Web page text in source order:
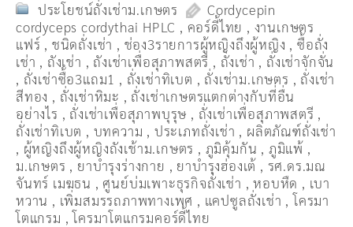
ประโยชน์ถั่งเช่าม.เกษตร
Cordycepin
cordyceps cordythai HPLC , คอร์ดี้ไทย , งานเกษตร
แฟร์ , ชนิดถั่งเช่า , ช่อง3รายการผู้หญิงถึงผู้หญิง ,ซื้อถั่ง
เช่า , ถังเช่า , ถังเช่าเพื่อสุภาพสตรี , ถั่งเช่า , ถั่งเช่าจักจั่น
, ถั่งเช่าซื้อ3แถม1 , ถั่งเช่าทิเบต , ถั่งเช่าม.เกษตร , ถั่งเช่า
สีทอง , ถั่งเช่าหิมะ , ถั่งเช่าเกษตรแตกต่างกับที่อื่น
อย่างไร , ถั่งเช่าเพื่อสุภาพบุรุษ , ถั่งเช่าเพื่อสุภาพสตรี ,
ถั่่งเช่าทิเบต , บทความ , ประเภทถั่งเช่า , ผลิตภัณฑ์ถั่งเช่า
, ผู้หญิงถึงผู้หญิงถังเช้าม.เกษตร , ภูมิคุ้มกัน , ภูมิแพ้ ,
ม.เกษตร , ยาบำรุงร่างกาย , ยาบำรุงฮ่องเต้ , รศ.ดร.มณ
จันทร์ เมฆธน , ศูนย์บ่มเพาะธุรกิจถั่งเช่า ,หอบหืด , เบา
หวาน , เพิ่มสมรรถภาพทางเพศ , แคปซูลถั่งเช่า ,โครมา
โตแกรม ,โครมาโตแกรมคอร์ดี้ไทย